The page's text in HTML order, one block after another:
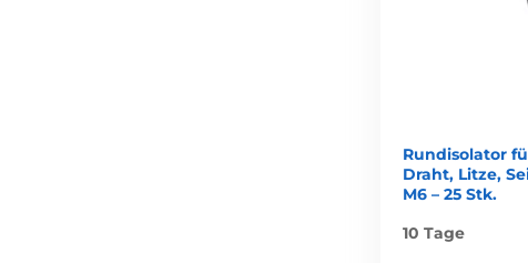
Rundisolator
Draht, Litze,
M6 – 25 Stk.
10 Tage